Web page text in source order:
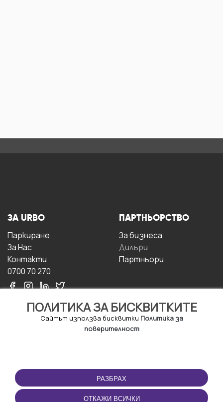
ПОЛИТИКА ЗА БИСКВИТКИТЕ
Сайтът използва бисквитки Политика за
поверителност
РАЗБРАХ
ОТКАЖИ ВСИЧКИ
ЗА URBO
Паркиране
За Hас
Контакти
0700 70 270
ПАРТНЬОРСТВО
За бизнесa
Дилъри
Партньори
ПОЛЗВАНЕ
Правила и условия за
ползване
ПРИЛОЖЕНИЕТО